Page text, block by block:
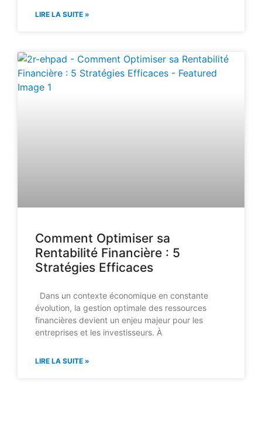
LIRE LA SUITE »
Comment Optimiser sa
Rentabilité Financière : 5
Stratégies Efficaces
Dans un contexte économique en constante
évolution, la gestion optimale des ressources
financières devient un enjeu majeur pour les
entreprises et les investisseurs. À
LIRE LA SUITE »